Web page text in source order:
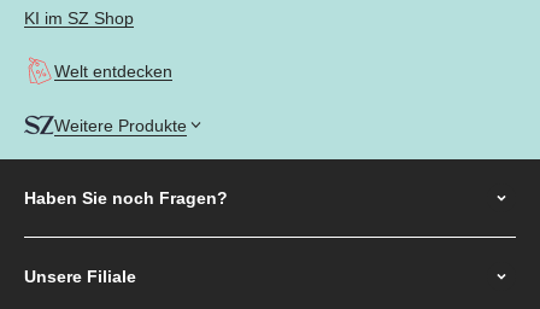
KI im SZ Shop
Welt entdecken
Weitere Produkte
Haben Sie noch Fragen?
Unsere Filiale